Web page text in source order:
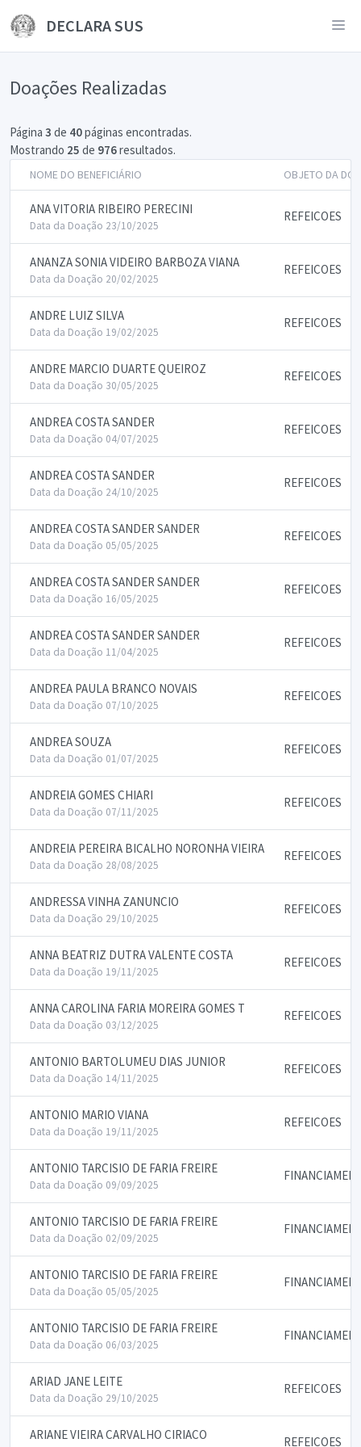
DECLARA SUS
Doações Realizadas
Página 3 de 40páginas encontradas.
Mostrando 25 de 976resultados.
NOME DO BENEFICIÁRIO OBJETO DA
ANA VITORIA RIBEIRO PERECINI
Data da Doação 23/10/2025
REFEICOES
ANANZA SONIA VIDEIRO BARBOZA VIANA
Data da Doação 20/02/2025
REFEICOES
ANDRE LUIZ SILVA
Data da Doação 19/02/2025
REFEICOES
ANDRE MARCIO DUARTE QUEIROZ
Data da Doação 30/05/2025
REFEICOES
ANDREA COSTA SANDER
Data da Doação 04/07/2025
REFEICOES
ANDREA COSTA SANDER
Data da Doação 24/10/2025
REFEICOES
ANDREA COSTA SANDER SANDER
Data da Doação 05/05/2025
REFEICOES
ANDREA COSTA SANDER SANDER
Data da Doação 16/05/2025
REFEICOES
ANDREA COSTA SANDER SANDER
Data da Doação 11/04/2025
REFEICOES
ANDREA PAULA BRANCO NOVAIS
Data da Doação 07/10/2025
REFEICOES
ANDREA SOUZA
Data da Doação 01/07/2025
REFEICOES
ANDREIA GOMES CHIARI
Data da Doação 07/11/2025
REFEICOES
ANDREIA PEREIRA BICALHO NORONHA VIEIRA
Data da Doação 28/08/2025
REFEICOES
ANDRESSA VINHA ZANUNCIO
Data da Doação 29/10/2025
REFEICOES
ANNA BEATRIZ DUTRA VALENTE COSTA
Data da Doação 19/11/2025
REFEICOES
ANNA CAROLINA FARIA MOREIRA GOMES T
Data da Doação 03/12/2025
REFEICOES
ANTONIO BARTOLUMEU DIAS JUNIOR
Data da Doação 14/11/2025
REFEICOES
ANTONIO MARIO VIANA
Data da Doação 19/11/2025
REFEICOES
ANTONIO TARCISIO DE FARIA FREIRE
Data da Doação 09/09/2025
ANTONIO TARCISIO DE FARIA FREIRE
Data da Doação 02/09/2025
ANTONIO TARCISIO DE FARIA FREIRE
Data da Doação 05/05/2025
ANTONIO TARCISIO DE FARIA FREIRE
Data da Doação 06/03/2025
ARIAD JANE LEITE
Data da Doação 29/10/2025
REFEICOES
ARIANE VIEIRA CARVALHO CIRIACO REFEICOES